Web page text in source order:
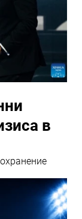
в